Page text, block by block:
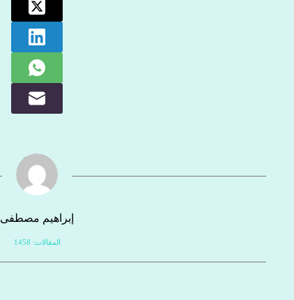
إبراهيم مصطفى
المقالات: 1458